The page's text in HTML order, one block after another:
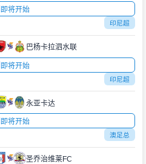
即将开始
印尼超
巴杨卡拉泗水联
即将开始
印尼超
永亚卡达
即将开始
澳足总
圣乔治维莱FC